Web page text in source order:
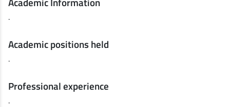
.
Academic positions held
.
Professional experience
.